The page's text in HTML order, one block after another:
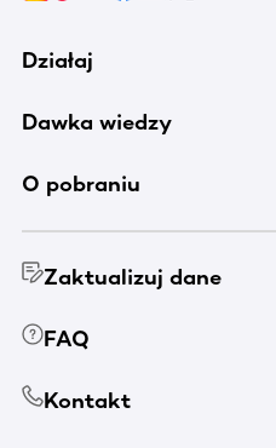
Działaj
Dawka wiedzy
O pobraniu
Zaktualizuj dane
FAQ
Kontakt